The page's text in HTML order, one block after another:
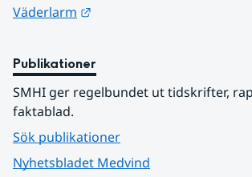
Väderlarm
Publikationer
SMHI ger regelbundet ut tidskrifter,
faktablad.
Sök publikationer
Nyhetsbladet Medvind